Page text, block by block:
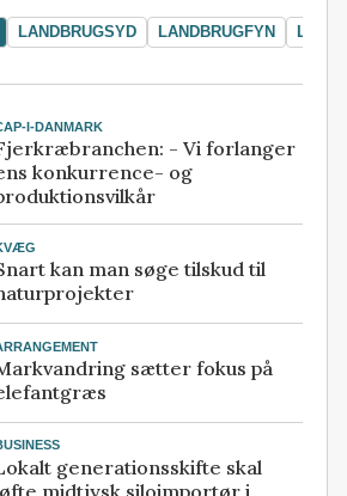
LANDBRUGSYD LANDBRUGFYN
I-DANMARK
- Vi forlanger
konkurrence- og
kan man søge tilskud til
sætter fokus på
generationsskifte skal
midtjysk siloimportør i